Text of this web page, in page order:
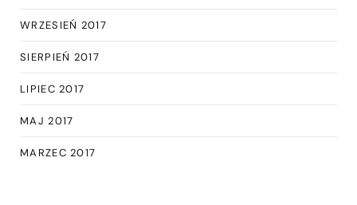
WRZESIEŃ 2017
SIERPIEŃ 2017
LIPIEC 2017
MAJ 2017
MARZEC 2017